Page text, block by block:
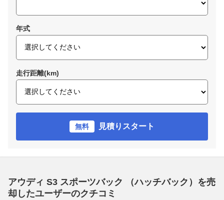
年式
走行距離(km)
無料 見積りスタート
アウディ S3 スポーツバック （ハッチバック）を売
却したユーザーのクチコミ